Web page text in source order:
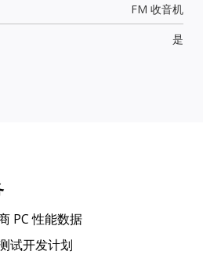
FM 收音机
是
PC 性能数据
试开发计划